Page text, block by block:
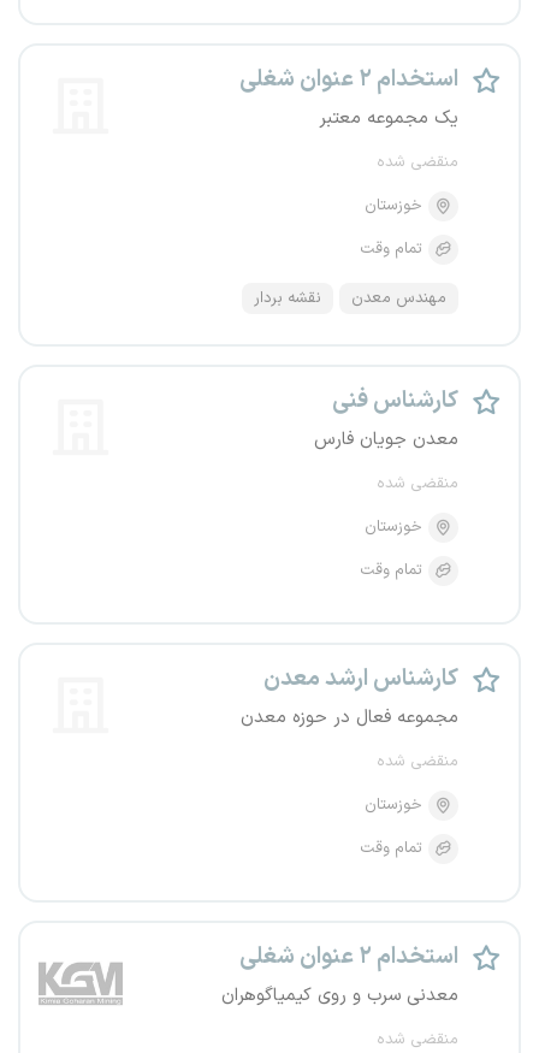
استخدام ۲ عنوان شغلی
یک مجموعه معتبر
منقضی شده
خوزستان
تمام وقت
مهندس معدن نقشه بردار
کارشناس فنی
معدن جویان فارس
منقضی شده
خوزستان
تمام وقت
کارشناس ارشد معدن
مجموعه فعال در حوزه معدن
منقضی شده
خوزستان
تمام وقت
استخدام ۲ عنوان شغلی
معدنی سرب و روی کیمیاگوهران
منقضی شده